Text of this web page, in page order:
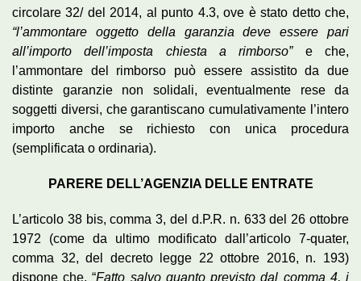
circolare 32/ del 2014, al punto 4.3, ove è stato detto che,
“l’ammontare oggetto della garanzia deve essere pari
all’importo dell’imposta chiesta a rimborso”e che,
l’ammontare del rimborso può essere assistito da due
distinte garanzie non solidali, eventualmente rese da
soggetti diversi, che garantiscano cumulativamente l’intero
importo anche se richiesto con unica procedura
(semplificata o ordinaria).
PARERE DELL’AGENZIA DELLE ENTRATE
L’articolo 38 bis, comma 3, del d.P.R. n. 633 del 26 ottobre
1972 (come da ultimo modificato dall’articolo 7-quater,
comma 32, del decreto legge 22 ottobre 2016, n. 193)
dispone che, “Fatto salvo quanto previsto dal comma 4, i